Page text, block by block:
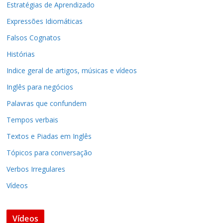
Estratégias de Aprendizado
Expressões Idiomáticas
Falsos Cognatos
Histórias
Indice geral de artigos, músicas e vídeos
Inglês para negócios
Palavras que confundem
Tempos verbais
Textos e Piadas em Inglês
Tópicos para conversação
Verbos Irregulares
Vídeos
Vídeos